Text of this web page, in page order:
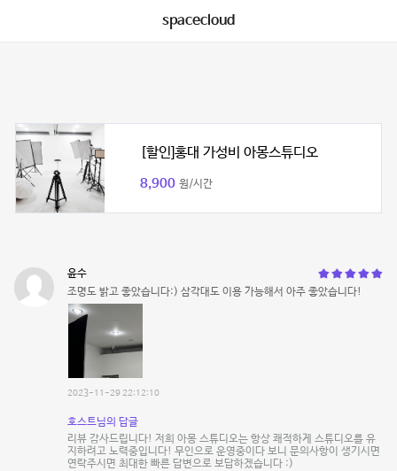
spacecloud
[할인]홍대 가성비 아몽스튜디오
8,900 원/시간
윤수
조명도 밝고 좋았습니다:) 삼각대도 이용 가능해서 아주 좋았습니다!
2023-11-29 22:12:10
호스트님의 답글
리뷰 감사드립니다! 저희 아몽 스튜디오는 항상 쾌적하게 스튜디오를 유
지하려고 노력중입니다! 무인으로 운영중이다 보니 문의사항이 생기시면
연락주시면 최대한 빠른 답변으로 보답하겠습니다 :)